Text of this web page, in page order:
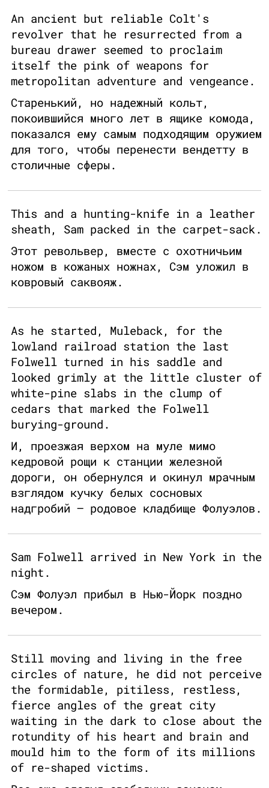
An ancient but reliable Colt's
revolver that he resurrected from a
bureau drawer seemed to proclaim
itself the pink of weapons for
metropolitan adventure and vengeance.
Старенький, но надежный кольт,
покоившийся много лет в ящике комода,
показался ему самым подходящим оружием
для того, чтобы перенести вендетту в
столичные сферы.
This and a hunting-knife in a leather
sheath, Sam packed in the carpet-sack.
Этот револьвер, вместе с охотничьим
ножом в кожаных ножнах, Сэм уложил в
ковровый саквояж.
As he started, Muleback, for the
lowland railroad station the last
Folwell turned in his saddle and
looked grimly at the little cluster of
white-pine slabs in the clump of
cedars that marked the Folwell
burying-ground.
И, проезжая верхом на муле мимо
кедровой рощи к станции железной
дороги, он обернулся и окинул мрачным
взглядом кучку белых сосновых
надгробий – родовое кладбище Фолуэлов.
Sam Folwell arrived in New York in the
night.
Сэм Фолуэл прибыл в Нью-Йорк поздно
вечером.
Still moving and living in the free
circles of nature, he did not perceive
the formidable, pitiless, restless,
fierce angles of the great city
waiting in the dark to close about the
rotundity of his heart and brain and
mould him to the form of its millions
of re-shaped victims.